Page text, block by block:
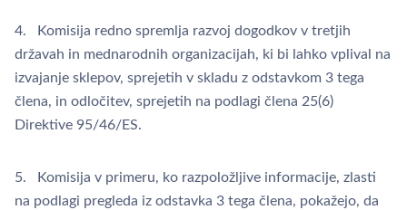
4. Komisija redno spremlja razvoj dogodkov v tretjih
državah in mednarodnih organizacijah, ki bi lahko vplival na
izvajanje sklepov, sprejetih v skladu z odstavkom 3 tega
člena, in odločitev, sprejetih na podlagi člena 25(6)
Direktive 95/46/ES.
5. Komisija v primeru, ko razpoložljive informacije, zlasti
na podlagi pregleda iz odstavka 3 tega člena, pokažejo, da